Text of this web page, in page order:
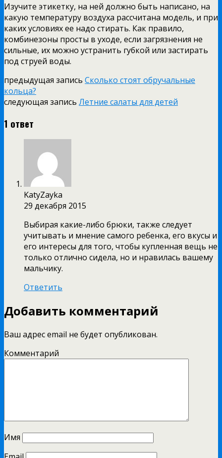
Изучите этикетку, на ней должно быть написано, на
какую температуру воздуха рассчитана модель, и при
каких условиях ее надо стирать. Как правило,
комбинезоны просты в уходе, если загрязнения не
сильные, их можно устранить губкой или застирать
под струей воды.
предыдущая запись Сколько стоят обручальные
кольца?
следующая запись Летние салаты для детей
1 ответ
KatyZayka
29 декабря 2015
Выбирая какие-либо брюки, также следует
учитывать и мнение самого ребенка, его вкусы и
его интересы для того, чтобы купленная вещь не
только отлично сидела, но и нравилась вашему
мальчику.
Ответить
Добавить комментарий
Ваш адрес email не будет опубликован.
Комментарий
Имя